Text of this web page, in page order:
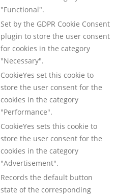
"Functional".
Set by the GDPR Cookie Consent
plugin to store the user consent
for cookies in the category
"Necessary".
CookieYes set this cookie to
store the user consent for the
cookies in the category
"Performance".
CookieYes sets this cookie to
store the user consent for the
cookies in the category
"Advertisement".
Records the default button
state of the corresponding